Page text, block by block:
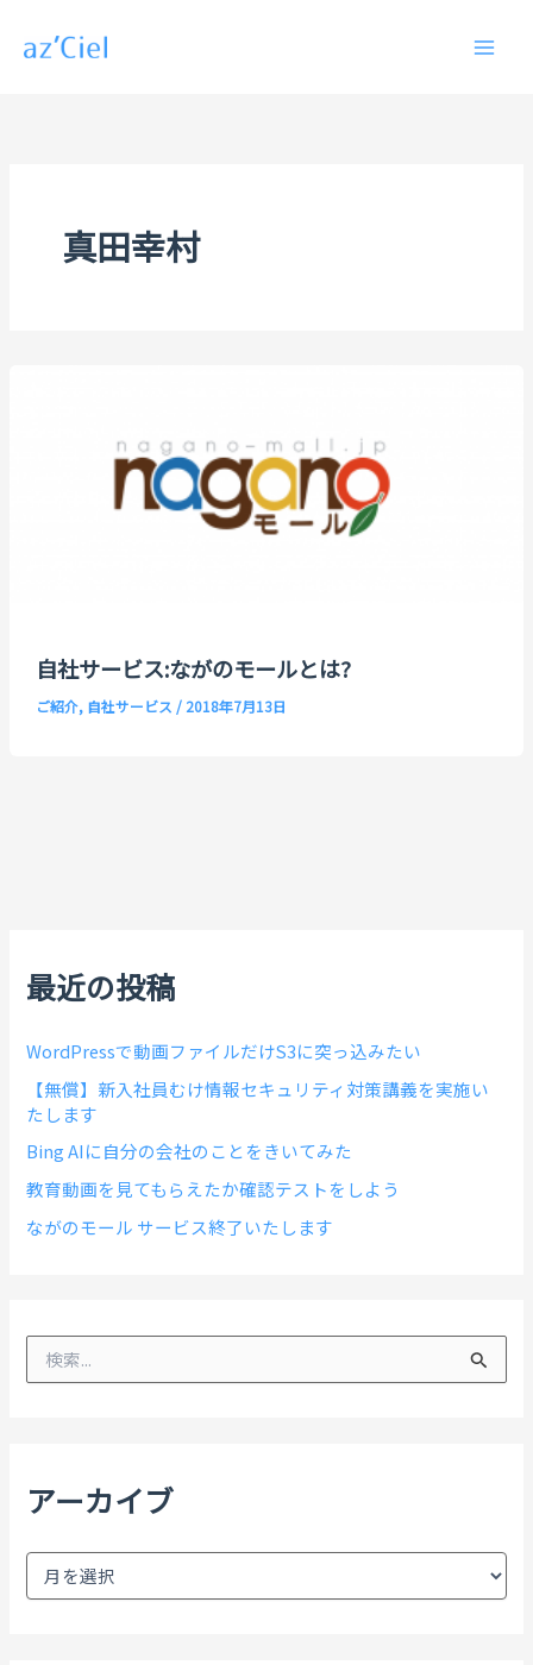
真田幸村
自社サービス:ながのモールとは?
ご紹介, 自社サービス / 2018年7月13日
最近の投稿
WordPressで動画ファイルだけS3に突っ込みたい
【無償】新入社員むけ情報セキュリティ対策講義を実施い
たします
Bing AIに自分の会社のことをきいてみた
教育動画を見てもらえたか確認テストをしよう
ながのモール サービス終了いたします
検
アーカイブ
ア